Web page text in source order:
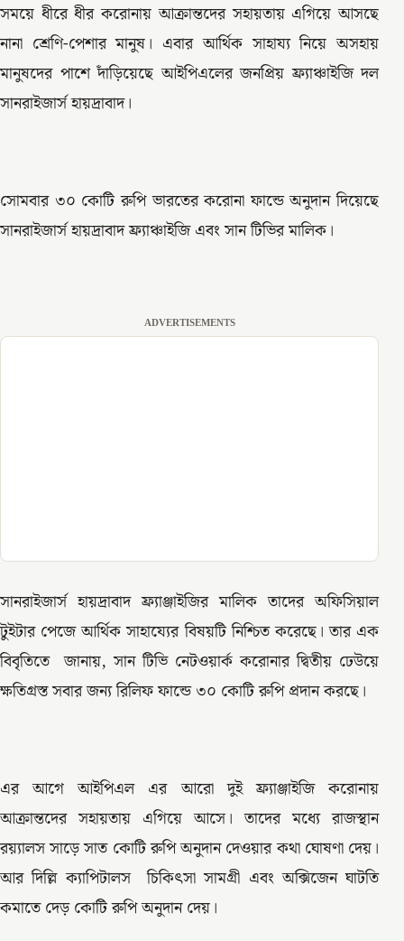
সময়ে ধীরে ধীর করোনায় আক্রান্তদের সহায়তায় এগিয়ে আসছে
নানা শ্রেণি-পেশার মানুষ। এবার আর্থিক সাহায্য নিয়ে অসহায়
মানুষদের পাশে দাঁড়িয়েছে আইপিএলের জনপ্রিয় ফ্র্যাঞ্চাইজি দল
সানরাইজার্স হায়দ্রাবাদ।
সোমবার ৩০ কোটি রুপি ভারতের করোনা ফান্ডে অনুদান দিয়েছে
সানরাইজার্স হায়দ্রাবাদ ফ্র্যাঞ্চাইজি এবং সান টিভির মালিক।
ADVERTISEMENTS
সানরাইজার্স হায়দ্রাবাদ ফ্র্যাঞ্জাইজির মালিক তাদের অফিসিয়াল
টুইটার পেজে আর্থিক সাহায্যের বিষয়টি নিশ্চিত করেছে। তার এক
বিবৃতিতে জানায়, সান টিভি নেটওয়ার্ক করোনার দ্বিতীয় ঢেউয়ে
ক্ষতিগ্রস্ত সবার জন্য রিলিফ ফান্ডে ৩০ কোটি রুপি প্রদান করছে।
এর আগে আইপিএল এর আরো দুই ফ্র্যাঞ্জাইজি করোনায়
আক্রান্তদের সহায়তায় এগিয়ে আসে। তাদের মধ্যে রাজস্থান
রয়্যালস সাড়ে সাত কোটি রুপি অনুদান দেওয়ার কথা ঘোষণা দেয়।
আর দিল্লি ক্যাপিটালস চিকিৎসা সামগ্রী এবং অক্সিজেন ঘাটতি
কমাতে দেড় কোটি রুপি অনুদান দেয়।